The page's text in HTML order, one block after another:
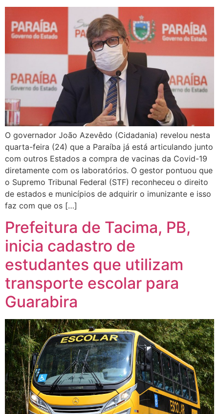
O governador João Azevêdo (Cidadania) revelou nesta
quarta-feira (24) que a Paraíba já está articulando junto
com outros Estados a compra de vacinas da Covid-19
diretamente com os laboratórios. O gestor pontuou que
o Supremo Tribunal Federal (STF) reconheceu o direito
de estados e municípios de adquirir o imunizante e isso
faz com que os […]
Prefeitura de Tacima, PB,
inicia cadastro de
estudantes que utilizam
transporte escolar para
Guarabira